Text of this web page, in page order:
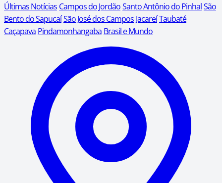
Últimas Notícias Campos do JordãoSanto Antônio do PinhalSão
Bento do SapucaíSão José dos Campos JacareíTaubaté
Caçapava Pindamonhangaba Brasil e Mundo